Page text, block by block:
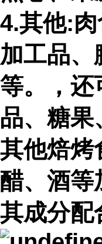
4.其他:
加工品、
等。，还
品、糖果
其他焙烤
醋、酒等
其成分配